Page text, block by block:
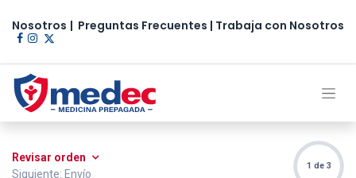
Nosotros | Preguntas Frecuentes | Trabaja con Nosotros​
Revisar orden
Siguiente: Envío
1 de 3